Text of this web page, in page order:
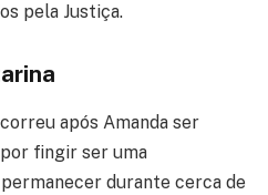
pela Justiça.
após Amanda ser
fingir ser uma
durante cerca de